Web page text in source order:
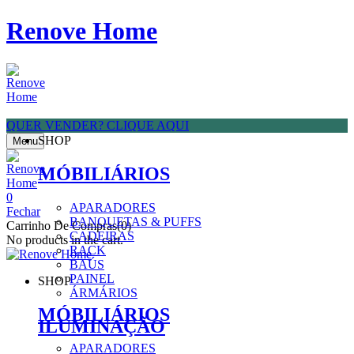
Renove Home
SHOP
MÓBILIÁRIOS
APARADORES
BANQUETAS & PUFFS
CADEIRAS
RACK
BAÚS
PAINEL
ÁRMÁRIOS
ILUMINAÇÃO
QUER VENDER? CLIQUE AQUI
Menu
0
Fechar
Carrinho De Compras(0)
No products in the cart.
SHOP
MÓBILIÁRIOS
APARADORES